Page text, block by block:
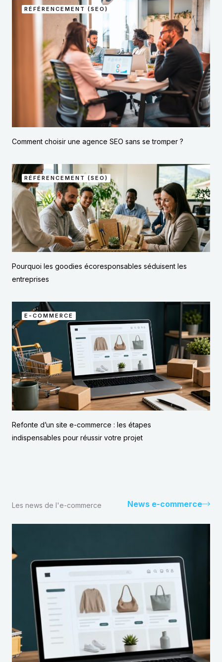
RÉFÉRENCEMENT (SEO)
Comment choisir une agence SEO sans se tromper ?
RÉFÉRENCEMENT (SEO)
Pourquoi les goodies écoresponsables séduisent les
entreprises
E-COMMERCE
Refonte d’un site e-commerce : les étapes
indispensables pour réussir votre projet
Les news de l'e-commerce News e-commerce